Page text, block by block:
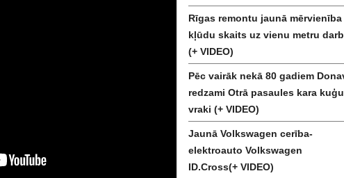
Rīgas remontu jaunā mērvienība
kļūdu skaits uz vienu metru
(+ VIDEO)
Pēc vairāk nekā 80 gadiem
redzami Otrā pasaules kara kuģu
vraki (+ VIDEO)
Jaunā Volkswagen cerība-
elektroauto Volkswagen
ID.Cross(+ VIDEO)